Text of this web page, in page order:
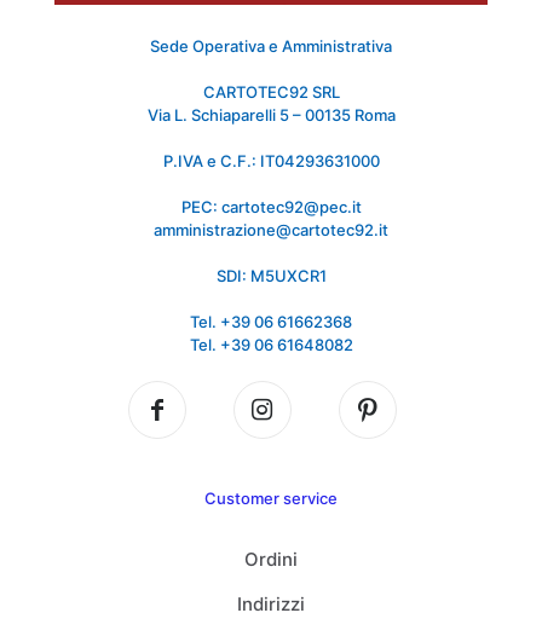
Sede Operativa e Amministrativa
CARTOTEC92 SRL
Via L. Schiaparelli 5 – 00135 Roma
P.IVA e C.F.: IT04293631000
PEC: cartotec92@pec.it
amministrazione@cartotec92.it
SDI: M5UXCR1
Tel. +39 06 61662368
Tel. +39 06 61648082
Customer service
Ordini
Indirizzi